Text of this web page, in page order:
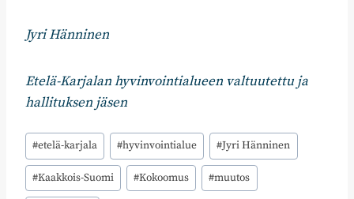
Jyri Hänninen
Etelä-Karjalan hyvinvointialueen valtuutettu ja
hallituksen jäsen
Avainsanat:
#etelä-karjala #hyvinvointialue #Jyri Hänninen
#Kaakkois-Suomi #Kokoomus #muutos